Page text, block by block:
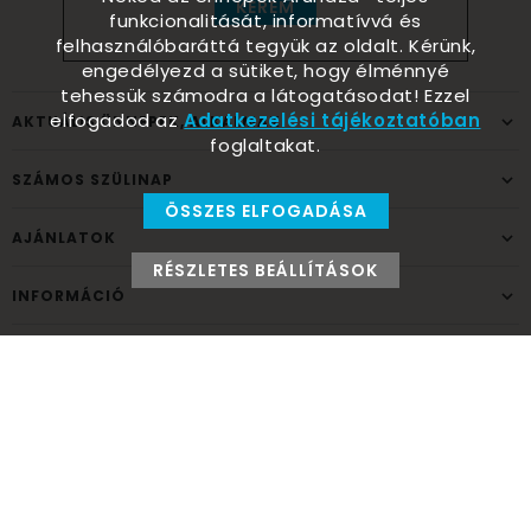
KÉREM
AKTUÁLIS ÜNNEPEK, ALKALMAK
SZÁMOS SZÜLINAP
AJÁNLATOK
INFORMÁCIÓ
funkcionalitását, informatívvá és
felhasználóbaráttá tegyük az oldalt. Kérünk,
engedélyezd a sütiket, hogy élménnyé
tehessük számodra a látogatásodat! Ezzel
elfogadod azAdatkezelési tájékoztatóban
foglaltakat.
ÖSSZES ELFOGADÁSA
RÉSZLETES BEÁLLÍTÁSOK